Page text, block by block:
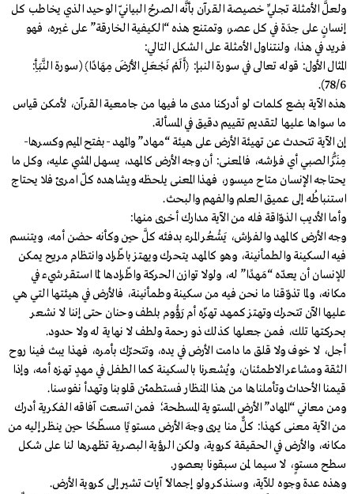
ولعلَّ الأمثلة تجلِّي خصيصة القرآن بأنَّه الصرحُ البيانيّ الوحيد الذي يخاطب كل
إنسانٍ على حِدَة في كل عصر، وتمتنع هذه “الكيفية الخارقة” على غيره، فهو
فريد في هذا، ولنتناول الأمثلة على الشكل التالي:
المثال الأول: قوله تعالى في سورة النبإ: ﴿أَلَمْ نَجْعَلِ الأَرْضَ مِهَادًا﴾ (سورة النَّبَأِ:
78/6).
هذه الآية بضع كلمات لو أدركنا مدى ما فيها من جامعية القرآن، لأمكن قياس
ما سواها عليها لتقديم تقييم دقيق في المسألة.
إن الآية تتحدث عن تهيئة الأرض على هيئة “مهاد” والمَهد -بفتح الميم وكسرها-
مِنَزُّ الصبي أي فراشه، فالمعنى: أن وجه الأرض كالمهد، يسهل المشي عليه، وكل ما
يحتاجه الإنسان متاح ميسور، فهذا المعنى يلحظه ويشاهده كلّ امرئ فلا يحتاج
استنباطُه إلى عميق العلم والفهم والبحث.
وأما الأديب الذوّاقة فله من الآية مدارك أخرى منها:
وجه الأرض كالمهد والفراش، يَشْعُر المرء بدفئه كلَّ حين وكأنه حضن أمه، ويتنسم
فيه السكينة والطمأنينة، وهو كالمهد يتحرك ويهتز باطّراد وانتظام مريح يمكن
للإنسان أن يعدّه “مَهدًا” له، ولولا توازن الحركة واطّرادها لمَا استقر شيء في
مكانه، ولما تذوّقنا ما نحن فيه من سكينة وطمأنينة، فالأرض في هيئتها التي هي
عليها الآن تتحرك وتهتز كمهد تهزّه أم رَؤُوم بلطف وحنان حتى إننا لا نشعر
بحركتها تلك، فمن جعلها كذلك ذو رحمة ولطف لا نهاية له ولا حدود.
أجل، لا خوف ولا قلق ما دامت الأرض في يده، وتتحرّك بأمره، فهذا يبث فينا روح
الثقة ومشاعر الاطمئنان، ويُشعرنا بالسكينة كما الطفل في مهدٍ تهزه أمه، وإذا
قيمنا الأحداث وتأملناها من هذا المنظار فستطمئن قلوبنا وتهدأ نفوسنا.
ومن معاني “المهاد” الأرض المستوية المسطحة؛ فمن اتسعت آفاقه الفكرية أدرك
من الآية معنى كهذا: كلٌّ منا يرى وجهَ الأرض مستويًا مسطّحًا حين ينظر إليه من
مكانه، والأرض في الحقيقة كروية، ولكن الرؤية البصرية تظهرها لنا على شكل
سطح مستوٍ، لا سيما لمن سبقونا بعصور.
وهذه عدة وجوه للآية، وسنذكر ولو إجمالًا آيات تشير إلى كروية الأرض.